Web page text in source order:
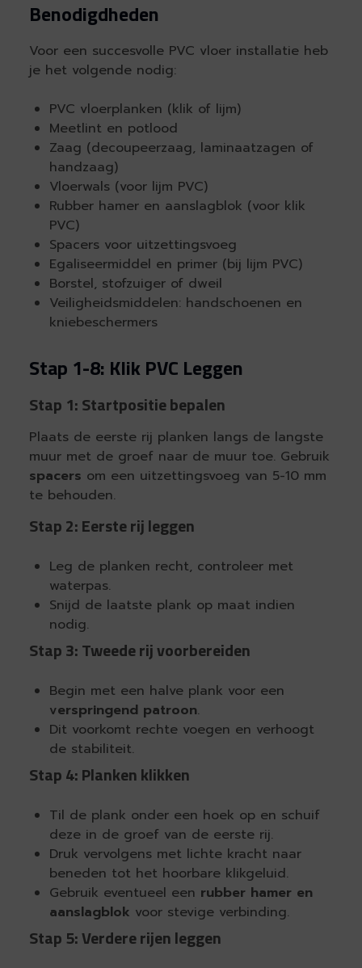
Benodigdheden
Voor een succesvolle PVC vloer installatie heb
je het volgende nodig:
PVC vloerplanken (klik of lijm)
Meetlint en potlood
Zaag (decoupeerzaag, laminaatzagen of
handzaag)
Vloerwals (voor lijm PVC)
Rubber hamer en aanslagblok (voor klik
PVC)
Spacers voor uitzettingsvoeg
Egaliseermiddel en primer (bij lijm PVC)
Borstel, stofzuiger of dweil
Veiligheidsmiddelen: handschoenen en
kniebeschermers
Stap 1-8: Klik PVC Leggen
Stap 1: Startpositie bepalen
Plaats de eerste rij planken langs de langste
muur met de groef naar de muur toe. Gebruik
spacers om een uitzettingsvoeg van 5-10 mm
te behouden.
Stap 2: Eerste rij leggen
Leg de planken recht, controleer met
waterpas.
Snijd de laatste plank op maat indien
nodig.
Stap 3: Tweede rij voorbereiden
Begin met een halve plank voor een
verspringend patroon.
Dit voorkomt rechte voegen en verhoogt
de stabiliteit.
Stap 4: Planken klikken
Til de plank onder een hoek op en schuif
deze in de groef van de eerste rij.
Druk vervolgens met lichte kracht naar
beneden tot het hoorbare klikgeluid.
Gebruik eventueel een rubber hamer en
aanslagblok voor stevige verbinding.
Stap 5: Verdere rijen leggen